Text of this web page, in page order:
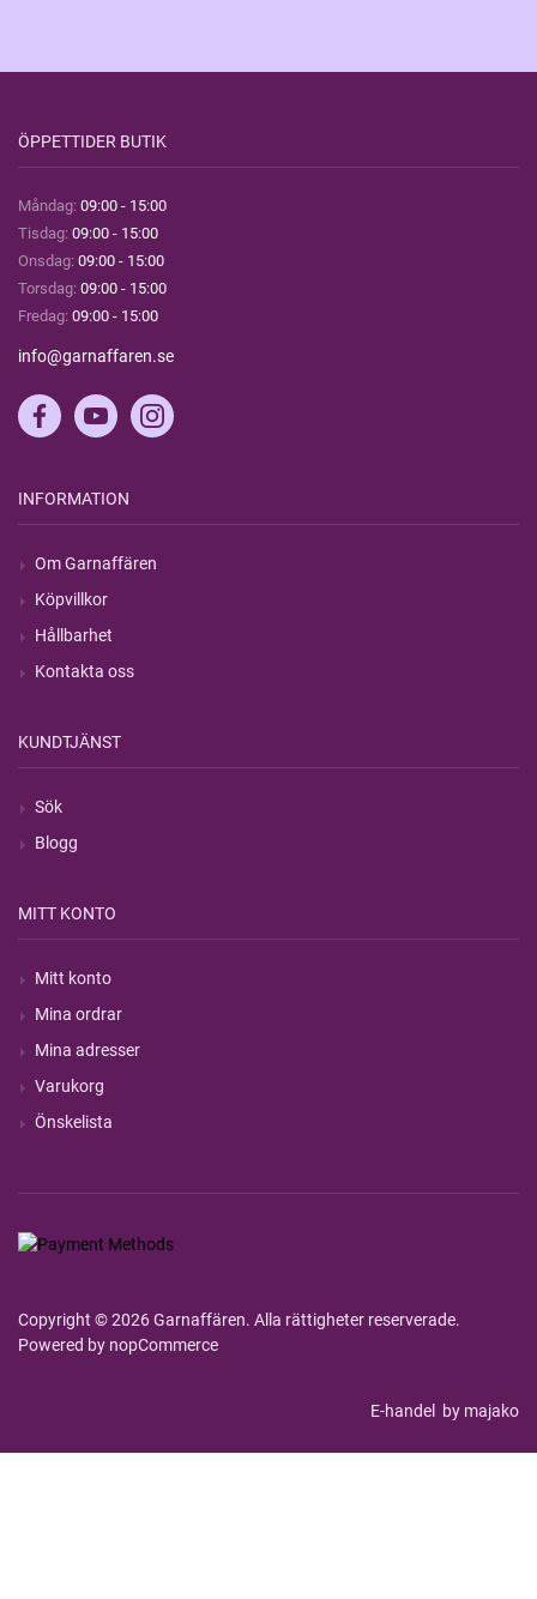
ÖPPETTIDER BUTIK
Måndag: 09:00 - 15:00
Tisdag: 09:00 - 15:00
Onsdag: 09:00 - 15:00
Torsdag: 09:00 - 15:00
Fredag: 09:00 - 15:00
info@garnaffaren.se
INFORMATION
Om Garnaffären
Köpvillkor
Hållbarhet
Kontakta oss
KUNDTJÄNST
Sök
Blogg
MITT KONTO
Mitt konto
Mina ordrar
Mina adresser
Varukorg
Önskelista
Copyright © 2026 Garnaffären. Alla rättigheter reserverade.
Powered by nopCommerce
E-handel by majako